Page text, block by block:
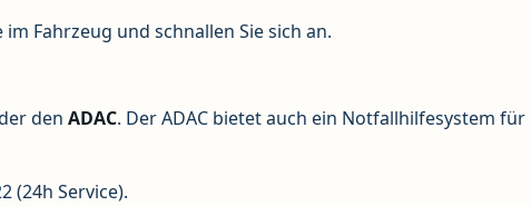
Fahrzeug und schnallen Sie sich an.
denADAC. Der ADAC bietet auch ein Notfallhilfesystem für
(24h Service).